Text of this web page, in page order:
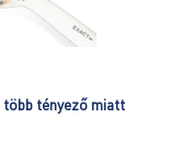
több tényező miatt